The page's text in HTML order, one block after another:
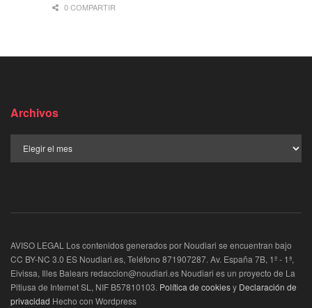
0 COMPARTIR
Archivos
AVISO LEGAL Los contenidos generados por Noudiari se encuentran bajo
CC BY-NC 3.0 ES Noudiari.es, Teléfono 871907287. Av. España 7B, 1º - 1ª,
Eivissa, Illes Balears redaccion@noudiari.es Noudiari es un proyecto de La
Pitiusa de Internet SL, NIF B57810103. Política de cookiesy Declaración de
privacidad Hecho con Wordpress